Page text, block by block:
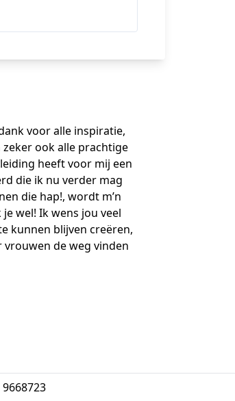
voor alle inspiratie,
zeker ook alle prachtige
heeft voor mij een
die ik nu verder mag
die hap!, wordt m’n
wel! Ik wens jou veel
kunnen blijven creëren,
vrouwen de weg vinden
9668723